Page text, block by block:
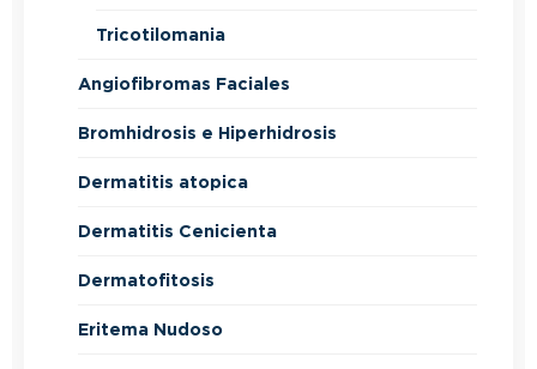
Tricotilomania
Angiofibromas Faciales
Bromhidrosis e Hiperhidrosis
Dermatitis atopica
Dermatitis Cenicienta
Dermatofitosis
Eritema Nudoso